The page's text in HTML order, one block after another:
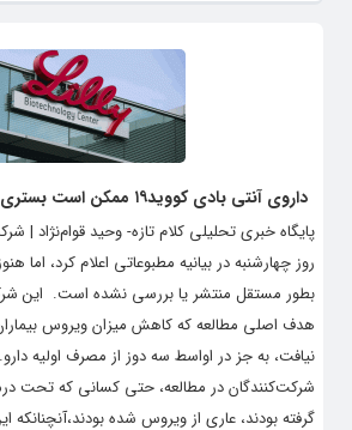
داروی آنتی بادی کووید۱۹ ممکن است بستری شدن نخواهد
پایگاه خبری تحلیلی کلام تازه- وحید قوام‌نژاد |
روز چهارشنبه در بیانیه مطبوعاتی اعلام کرد، اما
بطور مستقل منتشر یا بررسی نشده است. این
نیافت، به جز در اواسط سه دوز از مصرف اولیه
شرکت‌کنندگان در مطالعه، حتی کسانی که تحت
گرفته بودند، عاری از ویروس شده بودند،آنچنانکه